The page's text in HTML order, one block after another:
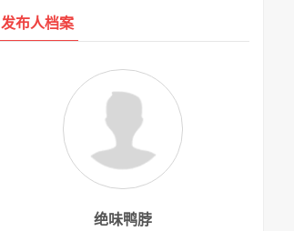
发布人档案
绝味鸭脖